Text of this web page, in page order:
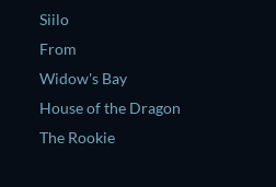
Siilo
From
Widow's Bay
House of the Dragon
The Rookie